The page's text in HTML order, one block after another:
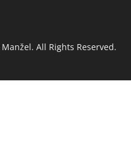
All Rights Reserved.